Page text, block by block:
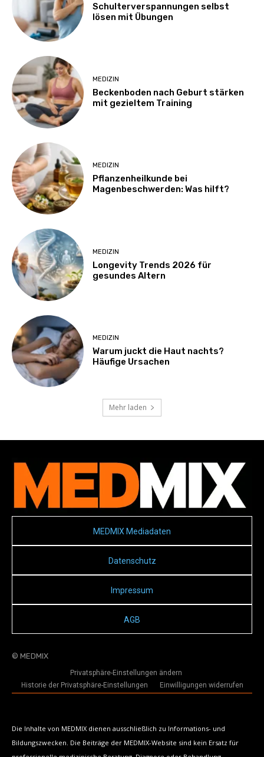
Schulterverspannungen selbst
lösen mit Übungen
MEDIZIN
Beckenboden nach Geburt stärken
mit gezieltem Training
MEDIZIN
Pflanzenheilkunde bei
Magenbeschwerden: Was hilft?
MEDIZIN
Longevity Trends 2026 für
gesundes Altern
MEDIZIN
Warum juckt die Haut nachts?
Häufige Ursachen
Mehr laden
MEDMIX Mediadaten
Datenschutz
Impressum
AGB
© MEDMIX
Privatsphäre-Einstellungen ändern
Historie der Privatsphäre-Einstellungen
Einwilligungen widerrufen
Die Inhalte von MEDMIX dienen ausschließlich zu Informations- und
Bildungszwecken. Die Beiträge der MEDMIX-Website sind kein Ersatz für